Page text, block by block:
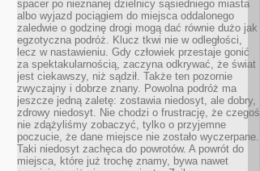
spacer po nieznanej dzielnicy sąsiedniego miasta
albo wyjazd pociągiem do miejsca oddalonego
zaledwie o godzinę drogi mogą dać równie dużo jak
egzotyczna podróż. Klucz tkwi nie w odległości,
lecz w nastawieniu. Gdy człowiek przestaje gonić
za spektakularnością, zaczyna odkrywać, że świat
jest ciekawszy, niż sądził. Także ten pozornie
zwyczajny i dobrze znany. Powolna podróż ma
jeszcze jedną zaletę: zostawia niedosyt, ale dobry,
zdrowy niedosyt. Nie chodzi o frustrację, że czegoś
nie zdążyliśmy zobaczyć, tylko o przyjemne
poczucie, że dane miejsce nie zostało wyczerpane.
Taki niedosyt zachęca do powrotów. A powrót do
miejsca, które już trochę znamy, bywa nawet